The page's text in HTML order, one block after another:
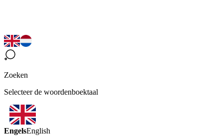
Zoeken
Selecteer de woordenboektaal
EngelsEnglish